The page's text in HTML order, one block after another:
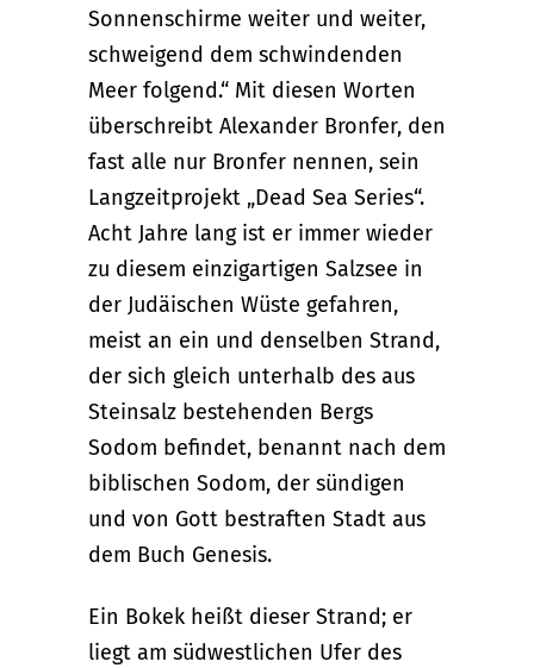
Sonnenschirme weiter und weiter,
schweigend dem schwindenden
Meer folgend.“ Mit diesen Worten
überschreibt Alexander Bronfer, den
fast alle nur Bronfer nennen, sein
Langzeitprojekt „Dead Sea Series“.
Acht Jahre lang ist er immer wieder
zu diesem einzigartigen Salzsee in
der Judäischen Wüste gefahren,
meist an ein und denselben Strand,
der sich gleich unterhalb des aus
Steinsalz bestehenden Bergs
Sodom befindet, benannt nach dem
biblischen Sodom, der sündigen
und von Gott bestraften Stadt aus
dem Buch Genesis.
Ein Bokek heißt dieser Strand; er
liegt am südwestlichen Ufer des